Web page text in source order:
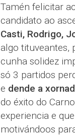
Tamén felicitar
candidato ao
Casti, Rodrigo,
algo tituveantes,
cunha solidez
só 3 partidos
e dende a
do éxito do
experiencia e
motivándoos